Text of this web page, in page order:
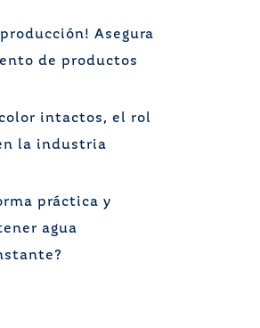
Asegura
de productos
intactos, el rol
la industria
práctica y
agua